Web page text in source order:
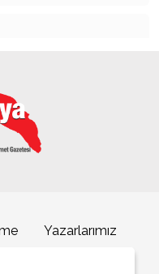
Yazarlarımız